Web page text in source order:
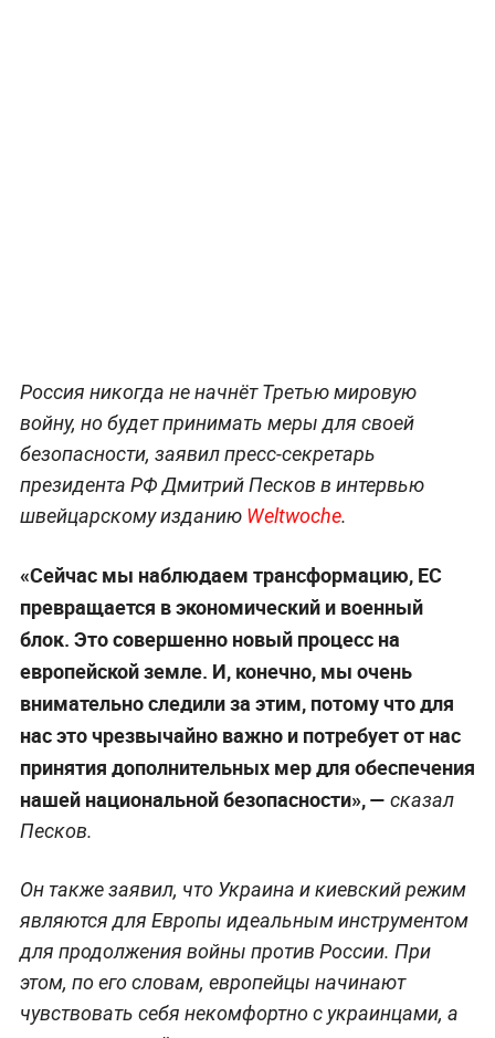
Россия никогда не начнёт Третью мировую
войну, но будет принимать меры для своей
безопасности, заявил пресс-секретарь
президента РФ Дмитрий Песков в интервью
швейцарскому изданию Weltwoche.
«Сейчас мы наблюдаем трансформацию, ЕС
превращается в экономический и военный
блок. Это совершенно новый процесс на
европейской земле. И, конечно, мы очень
внимательно следили за этим, потому что для
нас это чрезвычайно важно и потребует от нас
принятия дополнительных мер для обеспечения
нашей национальной безопасности», — сказал
Песков.
Он также заявил, что Украина и киевский режим
являются для Европы идеальным инструментом
для продолжения войны против России. При
этом, по его словам, европейцы начинают
чувствовать себя некомфортно с украинцами, а